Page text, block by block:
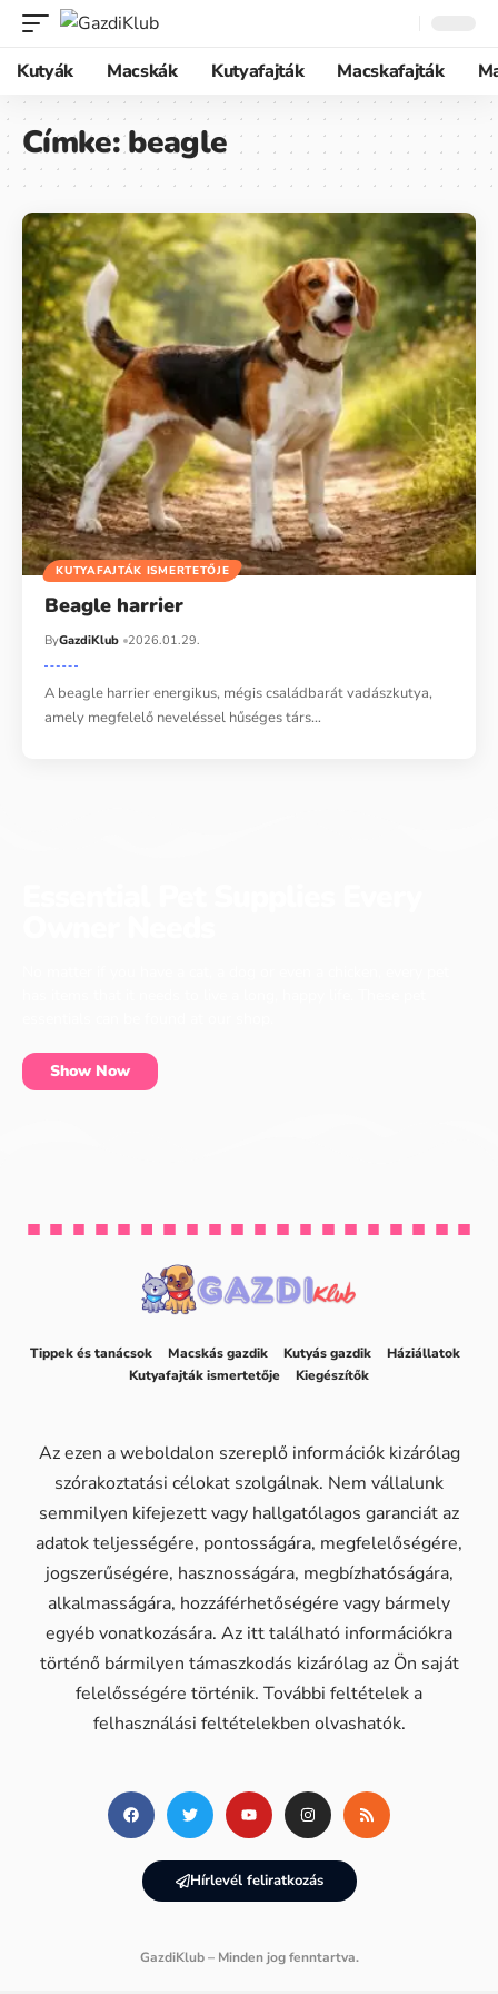
Kutyák Macskák Kutyafajták Macskafajták
Címke:beagle
KUTYAFAJTÁK ISMERTETŐJE
Beagle harrier
ByGazdiKlub 2026.01.29.
A beagle harrier energikus, mégis családbarát vadászkutya,
amely megfelelő neveléssel hűséges társ…
Show Now
Tippek és tanácsok Macskás gazdik Kutyás gazdik
Háziállatok
Kutyafajták ismertetője
Kiegészítők
Az ezen a weboldalon szereplő információk kizárólag
szórakoztatási célokat szolgálnak. Nem vállalunk
semmilyen kifejezett vagy hallgatólagos garanciát az
adatok teljességére, pontosságára, megfelelőségére,
jogszerűségére, hasznosságára, megbízhatóságára,
alkalmasságára, hozzáférhetőségére vagy bármely
egyéb vonatkozására. Az itt található információkra
történő bármilyen támaszkodás kizárólag az Ön saját
felelősségére történik. További feltételek a
felhasználási feltételekben olvashatók.
Hírlevél feliratkozás
GazdiKlub – Minden jog fenntartva.